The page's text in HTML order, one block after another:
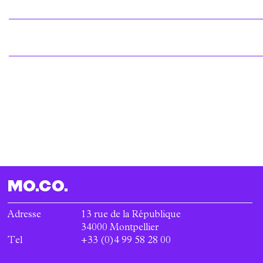
MO.CO.
Adresse
13 rue de la République
34000 Montpellier
Tel
+33 (0)4 99 58 28 00